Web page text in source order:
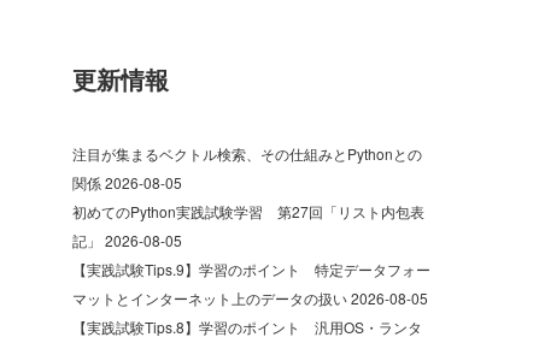
更新情報
注目が集まるベクトル検索、その仕組みとPythonとの
関係2026-08-05
初めてのPython実践試験学習 第27回「リスト内包表
記」 2026-08-05
【実践試験Tips.9】学習のポイント 特定データフォー
マットとインターネット上のデータの扱い2026-08-05
【実践試験Tips.8】学習のポイント 汎用OS・ランタ